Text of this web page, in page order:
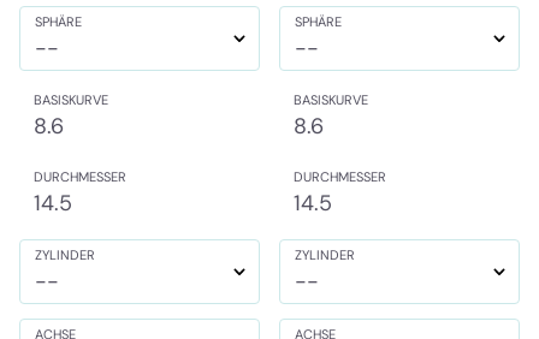
SPHÄRE
--
SPHÄRE
--
BASISKURVE
8.6
BASISKURVE
8.6
DURCHMESSER
14.5
DURCHMESSER
14.5
ZYLINDER
--
ZYLINDER
--
ACHSE ACHSE